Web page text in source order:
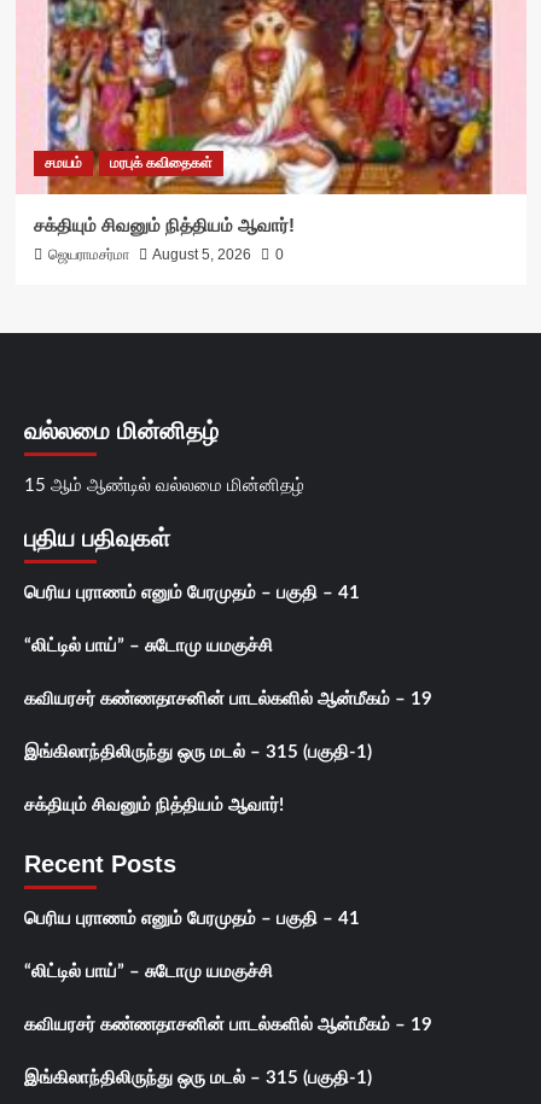
சமயம் மரபுக் கவிதைகள்
சக்தியும் சிவனும் நித்தியம் ஆவார்!
ஜெயராமசர்மா August 5, 2026 0
வல்லமை மின்னிதழ்
15 ஆம் ஆண்டில் வல்லமை மின்னிதழ்
புதிய பதிவுகள்
பெரிய புராணம் எனும் பேரமுதம் – பகுதி – 41
“லிட்டில் பாய்” – சுடோமு யமகுச்சி
கவியரசர் கண்ணதாசனின் பாடல்களில் ஆன்மீகம் – 19
இங்கிலாந்திலிருந்து ஒரு மடல் – 315 (பகுதி-1)
சக்தியும் சிவனும் நித்தியம் ஆவார்!
Recent Posts
பெரிய புராணம் எனும் பேரமுதம் – பகுதி – 41
“லிட்டில் பாய்” – சுடோமு யமகுச்சி
கவியரசர் கண்ணதாசனின் பாடல்களில் ஆன்மீகம் – 19
இங்கிலாந்திலிருந்து ஒரு மடல் – 315 (பகுதி-1)